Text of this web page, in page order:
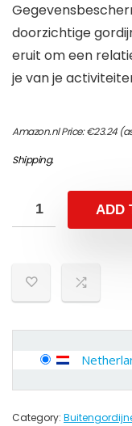
doorzichtige
eruit om een
je van je
Amazon.nl Price:€23.24
Shipping.
ADD
Category: